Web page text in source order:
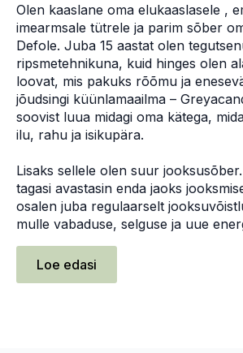
Olen kaaslane oma elukaaslasele ,
imearmsale tütrele ja parim sõber
Defole. Juba 15 aastat olen
ripsmetehnikuna, kuid hinges olen
loovat, mis pakuks rõõmu ja
jõudsingi küünlamaailma –
soovist luua midagi oma kätega,
ilu, rahu ja isikupära.
Lisaks sellele olen suur
tagasi avastasin enda jaoks
osalen juba regulaarselt
mulle vabaduse, selguse ja uue
Loe edasi